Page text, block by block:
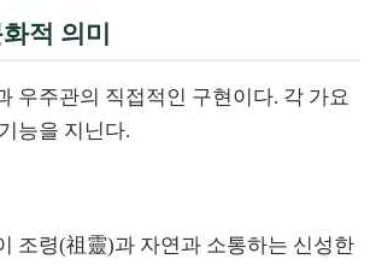
적 의미
우주관의 직접적인 구현이다. 각 가요
능을 지닌다.
조령(祖靈)과 자연과 소통하는 신성한